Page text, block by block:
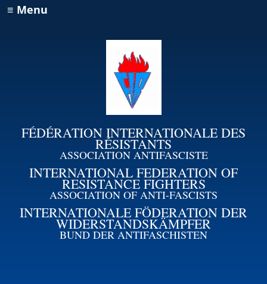
≡ Menu
FÉDÉRATION INTERNATIONALE DES
RÉSISTANTS
ASSOCIATION ANTIFASCISTE
INTERNATIONAL FEDERATION OF
RESISTANCE FIGHTERS
ASSOCIATION OF ANTI-FASCISTS
INTERNATIONALE FÖDERATION DER
WIDERSTANDSKÄMPFER
BUND DER ANTIFASCHISTEN